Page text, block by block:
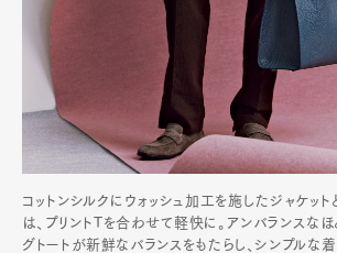
コットンシルクにウォッシュ加工を施したジャケット
は、プリントTを合わせて軽快に。アンバランスなほ
グトートが新鮮なバランスをもたらし、シンプルな着